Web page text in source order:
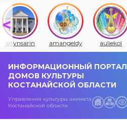
altynsarin amangeldy auliekol
ИНФОРМАЦИОННЫЙ ПОРТАЛ
ДОМОВ КУЛЬТУРЫ
КОСТАНАЙСКОЙ ОБЛАСТИ
Управления культуры акимата
Костанайской области